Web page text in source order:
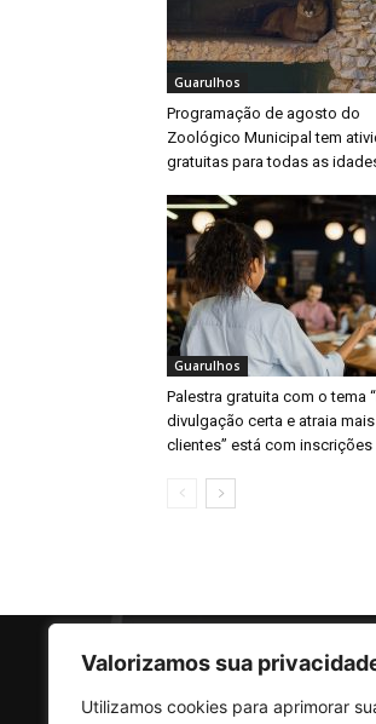
Valorizamos sua
Utilizamos cookies para aprimorar
Guarulhos
Programação de agosto do
Zoológico Municipal tem
gratuitas para todas as
Guarulhos
Palestra gratuita com o tema
divulgação certa e atraia mais
clientes” está com inscrições